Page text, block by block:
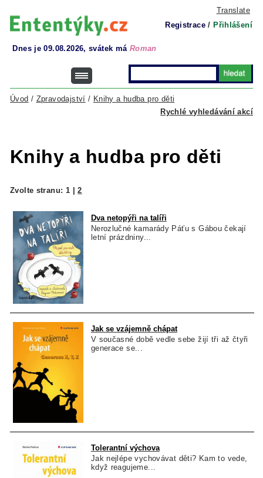
Translate
Registrace / Přihlášení
Dnes je 09.08.2026, svátek má Roman
Rychlé vyhledávání akcí
Úvod / Zpravodajství / Knihy a hudba pro děti
Knihy a hudba pro děti
Zvolte stranu: 1 |2
Dva netopýři na talíři
Nerozlučné kamarády Páťu s Gábou čekají
letní prázdniny...
Jak se vzájemně chápat
V současné době vedle sebe žijí tři až čtyři
generace se...
Tolerantní výchova
Jak nejlépe vychovávat děti? Kam to vede,
když reagujeme...